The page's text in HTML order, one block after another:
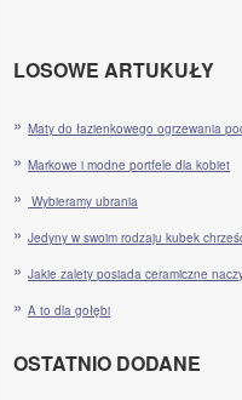
LOSOWE ARTUKUŁY
Maty do łazienkowego ogrzewania
Markowe i modne portfele dla kobiet
Wybieramy ubrania
Jedyny w swoim rodzaju kubek
Jakie zalety posiada ceramiczne
A to dla gołębi
OSTATNIO DODANE